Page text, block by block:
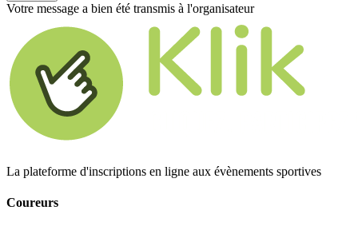
Votre message a bien été transmis à l'organisateur
La plateforme d'inscriptions en ligne aux évènements sportives
Coureurs